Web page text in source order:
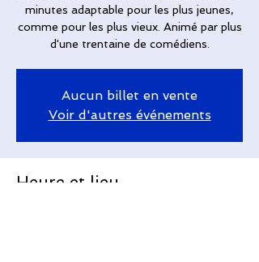
minutes adaptable pour les plus jeunes,
comme pour les plus vieux. Animé par plus
d'une trentaine de comédiens.
Aucun billet en vente
Voir d'autres événements
Heure et lieu